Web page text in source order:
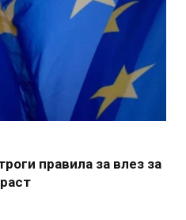
правила за влез за